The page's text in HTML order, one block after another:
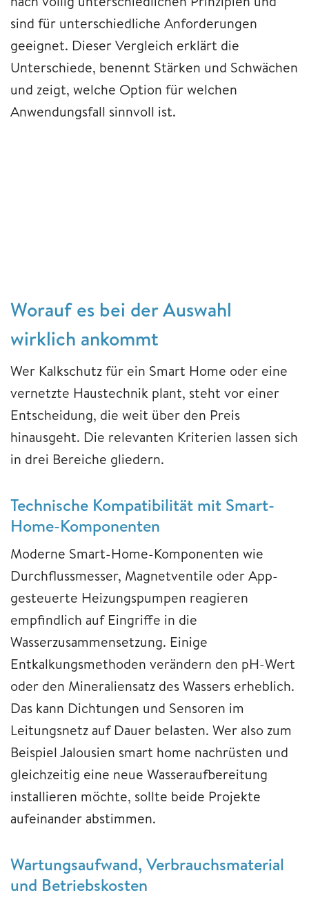
sind für unterschiedliche Anforderungen
geeignet. Dieser Vergleich erklärt die
Unterschiede, benennt Stärken und Schwächen
und zeigt, welche Option für welchen
Anwendungsfall sinnvoll ist.
Worauf es bei der Auswahl
wirklich ankommt
Wer Kalkschutz für ein Smart Home oder eine
vernetzte Haustechnik plant, steht vor einer
Entscheidung, die weit über den Preis
hinausgeht. Die relevanten Kriterien lassen sich
in drei Bereiche gliedern.
Technische Kompatibilität mit Smart-
Home-Komponenten
Moderne Smart-Home-Komponenten wie
Durchflussmesser, Magnetventile oder App-
gesteuerte Heizungspumpen reagieren
empfindlich auf Eingriffe in die
Wasserzusammensetzung. Einige
Entkalkungsmethoden verändern den pH-Wert
oder den Mineraliensatz des Wassers erheblich.
Das kann Dichtungen und Sensoren im
Leitungsnetz auf Dauer belasten. Wer also zum
Beispiel Jalousien smart home nachrüsten und
gleichzeitig eine neue Wasseraufbereitung
installieren möchte, sollte beide Projekte
aufeinander abstimmen.
Wartungsaufwand, Verbrauchsmaterial
und Betriebskosten